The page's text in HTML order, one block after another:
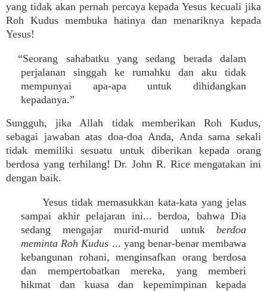
yang tidak akan pernah percaya kepada Yesus kecuali jika
Roh Kudus membuka hatinya dan menariknya kepada
Yesus!
“Seorang sahabatku yang sedang berada dalam
perjalanan singgah ke rumahku dan aku tidak
mempunyai apa-apa untuk dihidangkan
kepadanya.”
Sungguh, jika Allah tidak memberikan Roh Kudus,
sebagai jawaban atas doa-doa Anda, Anda sama sekali
tidak memiliki sesuatu untuk diberikan kepada orang
berdosa yang terhilang! Dr. John R. Rice mengatakan ini
dengan baik.
Yesus tidak memasukkan kata-kata yang jelas
sampai akhir pelajaran ini... berdoa, bahwa Dia
sedang mengajar murid-murid untuk berdoa
meminta Roh Kudus ... yang benar-benar membawa
kebangunan rohani, menginsafkan orang berdosa
dan mempertobatkan mereka, yang memberi
hikmat dan kuasa dan kepemimpinan kepada